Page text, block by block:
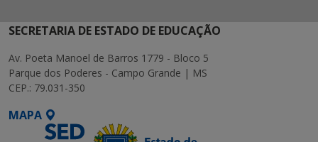
SECRETARIA DE ESTADO DE EDUCAÇÃO
Av. Poeta Manoel de Barros 1779 - Bloco 5
Parque dos Poderes - Campo Grande | MS
CEP.: 79.031-350
MAPA